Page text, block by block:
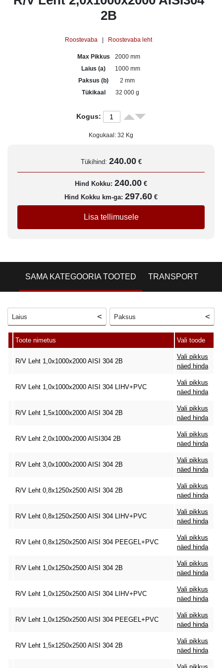
2B
Roostevaba Roostevaba leht
Max Pikkus
2000 mm
Laius (a)
1000 mm
Paksus (b)
2 mm
Tükikaal
32 000 g
Kogus:
Kogukaal: 32 Kg
Tükihind: 240.00 €
Hind Kokku: 240.00 €
Hind Kokku km-ga: 297.60 €
Lisa tellimusele
SAMA KATEGOORIA TOOTED TRANSPORT
Laius Paksus
Toote nimetus Vali toode
R/V Leht 1,0x1000x2000 AISI 304 2B
Vali pikkus
näed hinda
R/V Leht 1,0x1000x2000 AISI 304 LIHV+PVC
Vali pikkus
näed hinda
R/V Leht 1,5x1000x2000 AISI 304 2B
Vali pikkus
näed hinda
R/V Leht 2,0x1000x2000 AISI304 2B
Vali pikkus
näed hinda
R/V Leht 3,0x1000x2000 AISI 304 2B
Vali pikkus
näed hinda
R/V Leht 0,8x1250x2500 AISI 304 2B
Vali pikkus
näed hinda
R/V Leht 0,8x1250x2500 AISI 304 LIHV+PVC
Vali pikkus
näed hinda
R/V Leht 0,8x1250x2500 AISI 304 PEEGEL+PVC
Vali pikkus
näed hinda
R/V Leht 1,0x1250x2500 AISI 304 2B
Vali pikkus
näed hinda
R/V Leht 1,0x1250x2500 AISI 304 LIHV+PVC
Vali pikkus
näed hinda
R/V Leht 1,0x1250x2500 AISI 304 PEEGEL+PVC
Vali pikkus
näed hinda
R/V Leht 1,5x1250x2500 AISI 304 2B
Vali pikkus
näed hinda